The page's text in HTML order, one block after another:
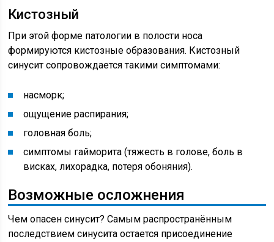
Кистозный
При этой форме патологии в полости носа
формируются кистозные образования. Кистозный
синусит сопровождается такими симптомами:
насморк;
ощущение распирания;
головная боль;
симптомы гайморита (тяжесть в голове, боль в
висках, лихорадка, потеря обоняния).
Возможные осложнения
Чем опасен синусит? Самым распространённым
последствием синусита остается присоединение